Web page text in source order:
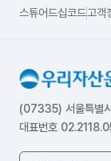
스튜어드십코드고객
(07335) 서울특별
대표번호